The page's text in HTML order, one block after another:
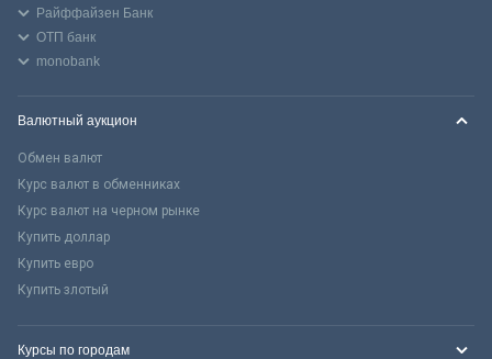
Райффайзен Банк
ОТП банк
monobank
Валютный аукцион
Обмен валют
Курс валют в обменниках
Курс валют на черном рынке
Купить доллар
Купить евро
Купить злотый
Курсы по городам